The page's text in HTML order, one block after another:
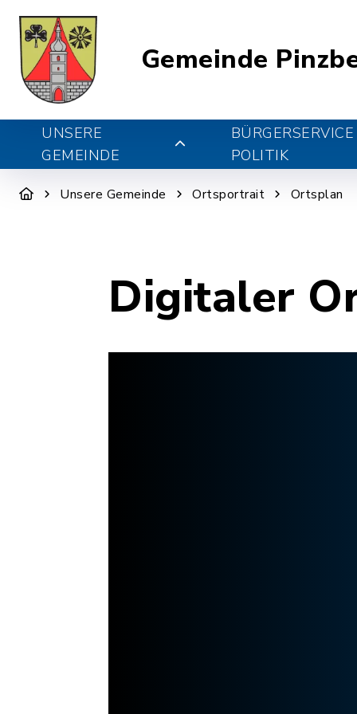
Gemeinde
UNSERE
GEMEINDE
POLITIK
Unsere Gemeinde Ortsportrait Ortsplan
Digitaler